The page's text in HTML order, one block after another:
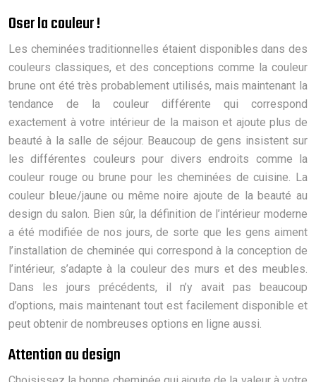
Oser la couleur !
Les cheminées traditionnelles étaient disponibles dans des
couleurs classiques, et des conceptions comme la couleur
brune ont été très probablement utilisés, mais maintenant la
tendance de la couleur différente qui correspond
exactement à votre intérieur de la maison et ajoute plus de
beauté à la salle de séjour. Beaucoup de gens insistent sur
les différentes couleurs pour divers endroits comme la
couleur rouge ou brune pour les cheminées de cuisine. La
couleur bleue/jaune ou même noire ajoute de la beauté au
design du salon. Bien sûr, la définition de l’intérieur moderne
a été modifiée de nos jours, de sorte que les gens aiment
l’installation de cheminée qui correspond à la conception de
l’intérieur, s’adapte à la couleur des murs et des meubles.
Dans les jours précédents, il n’y avait pas beaucoup
d’options, mais maintenant tout est facilement disponible et
peut obtenir de nombreuses options en ligne aussi.
Attention au design